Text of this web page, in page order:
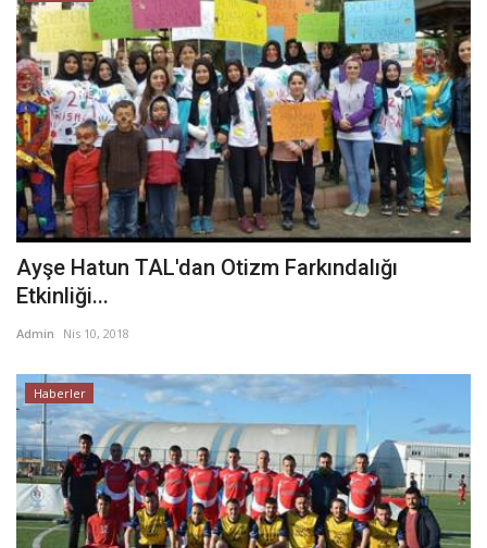
Ayşe Hatun TAL'dan Otizm Farkındalığı
Etkinliği...
Admin Nis 10, 2018
Haberler